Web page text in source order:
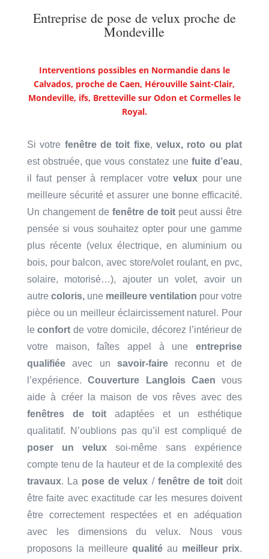
Entreprise de pose de velux proche de
Mondeville
Interventions possibles en Normandie dans le
Calvados, proche de Caen, Hérouville Saint-Clair,
Mondeville, ifs, Bretteville sur Odon et Cormelles le
Royal.
Si votre fenêtre de toit fixe,velux, roto ou plat
est obstruée, que vous constatez une fuite d’eau,
il faut penser à remplacer votrevelux pour une
meilleure sécurité et assurer une bonne efficacité.
Un changement de fenêtre de toit peut aussi être
pensée si vous souhaitez opter pour une gamme
plus récente (velux électrique, en aluminium ou
bois, pour balcon, avec store/volet roulant, en pvc,
solaire, motorisé…), ajouter un volet, avoir un
autre coloris, une meilleureventilation pour votre
pièce ou un meilleur éclaircissement naturel. Pour
leconfort de votre domicile, décorez l’intérieur de
votre maison, faîtes appel à uneentreprise
qualifiéeavec un savoir-faire reconnu et de
l’expérience.Couverture Langlois Caen vous
aide à créer la maison de vos rêves avec des
fenêtres de toit adaptées et un esthétique
qualitatif. N’oublions pas qu’il est compliqué de
poser un veluxsoi-même sans expérience
compte tenu de la hauteur et de la complexité des
travaux. La pose de velux / fenêtre de toit doit
être faite avec exactitude car les mesures doivent
être correctement respectées et en adéquation
avec les dimensions du velux. Nous vous
proposons la meilleure qualité au meilleur prix.